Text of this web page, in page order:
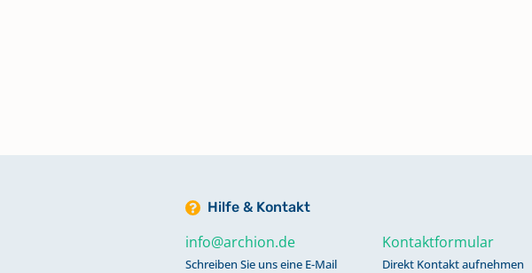
Hilfe & Kontakt
info@archion.de
Schreiben Sie uns eine E-Mail
Kontaktformular
Direkt Kontakt aufnehmen